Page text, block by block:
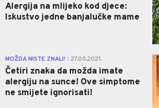
Alergija na mlijeko kod djece:
Iskustvo jedne banjalučke mame
MOŽDA NISTE ZNALI! 27.05.2021.
Četiri znaka da možda imate
alergiju na sunce! Ove simptome
ne smijete ignorisati!